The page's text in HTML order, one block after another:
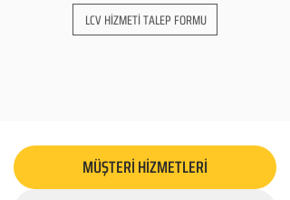
LCV HİZMETİ TALEP FORMU
MÜŞTERİ HİZMETLERİ